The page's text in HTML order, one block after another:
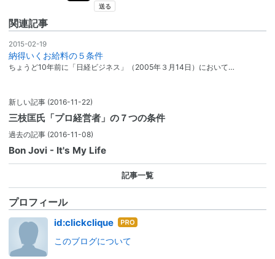
関連記事
2015-02-19
納得いくお給料の５条件
ちょうど10年前に「日経ビジネス」（2005年３月14日）において…
新しい記事 (2016-11-22)
三枝匡氏「プロ経営者」の７つの条件
過去の記事 (2016-11-08)
Bon Jovi - It's My Life
記事一覧
プロフィール
id:clickclique はて
ログ
このブログについて